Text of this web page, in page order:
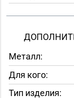
Металл:
Для кого:
Тип изделия: